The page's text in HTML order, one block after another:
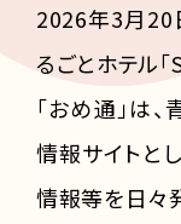
2026年3月20
るごとホテル
「おめ通」は
情報サイトとし
情報等を日々